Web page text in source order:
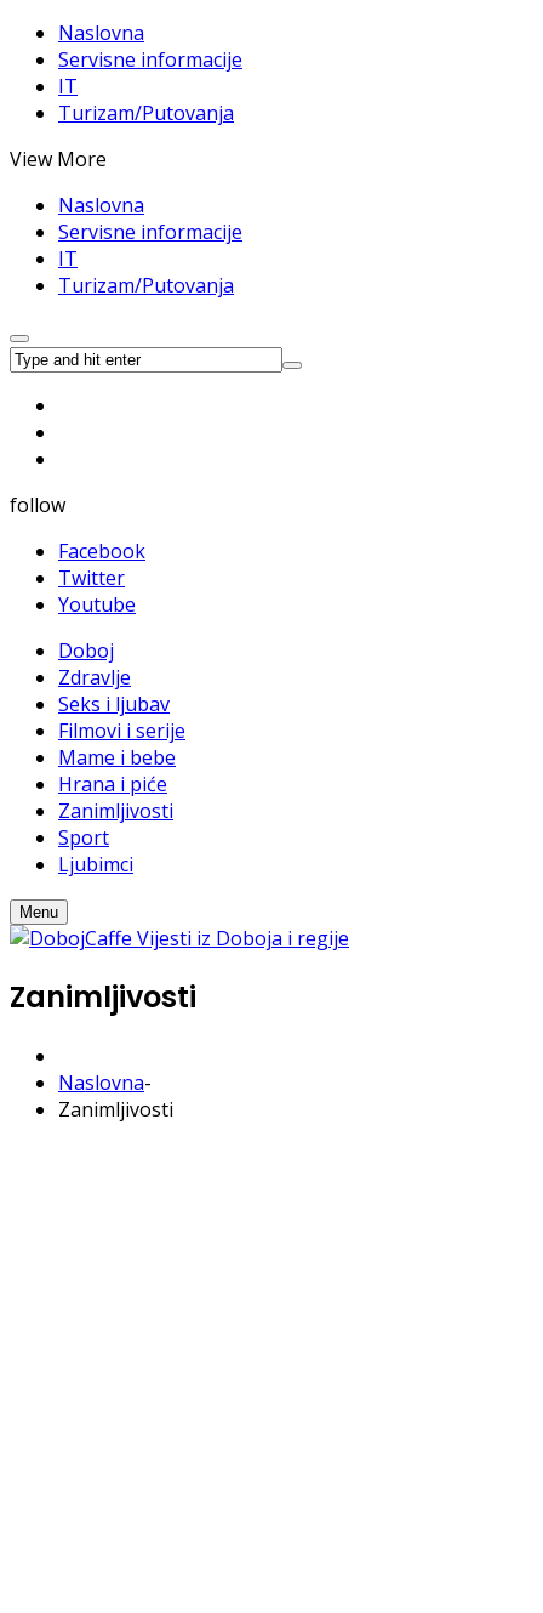
Naslovna
Servisne informacije
IT
Turizam/Putovanja
View More
Naslovna
Servisne informacije
IT
Turizam/Putovanja
follow
Facebook
Twitter
Youtube
Doboj
Zdravlje
Seks i ljubav
Filmovi i serije
Mame i bebe
Hrana i piće
Zanimljivosti
Sport
Ljubimci
Menu
Zanimljivosti
Naslovna-
Zanimljivosti